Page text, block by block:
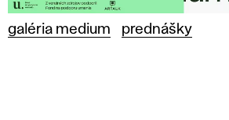
galéria medium prednášky